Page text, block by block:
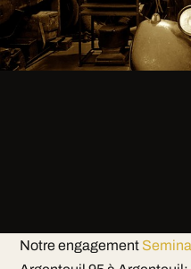
Notre engagement